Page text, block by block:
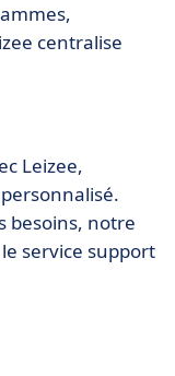
centralise
Leizee,
besoins, notre
service support